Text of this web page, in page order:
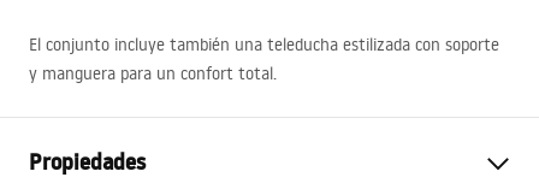
El conjunto incluye también una teleducha estilizada con soporte
y manguera para un confort total.
Propiedades